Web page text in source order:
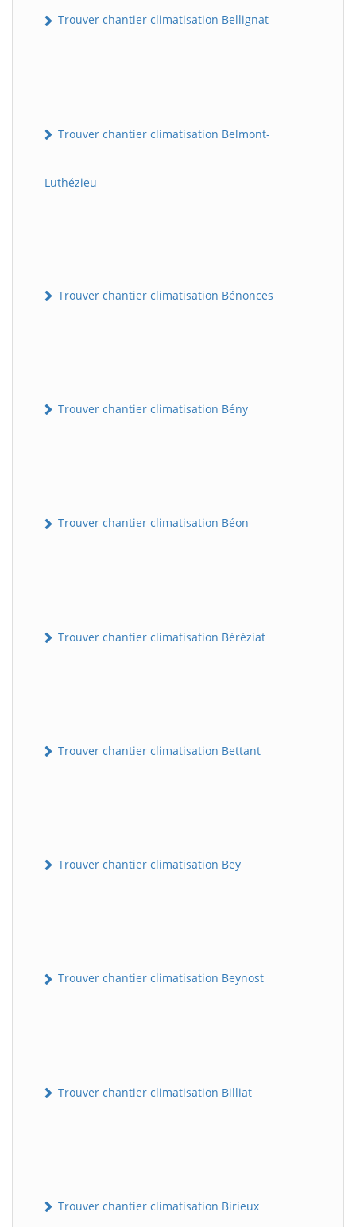
Trouver chantier climatisation Bellignat
Trouver chantier climatisation Belmont-
Luthézieu
Trouver chantier climatisation Bénonces
Trouver chantier climatisation Bény
Trouver chantier climatisation Béon
Trouver chantier climatisation Béréziat
Trouver chantier climatisation Bettant
Trouver chantier climatisation Bey
Trouver chantier climatisation Beynost
Trouver chantier climatisation Billiat
Trouver chantier climatisation Birieux